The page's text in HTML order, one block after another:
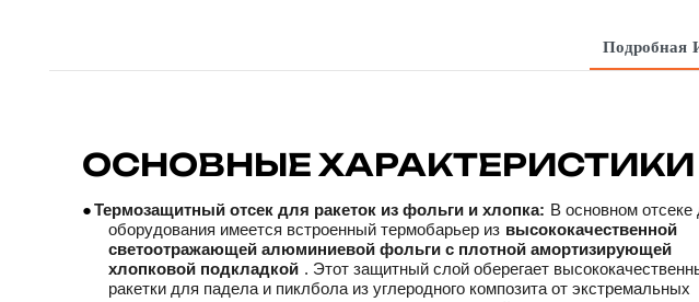
Подробная
ОСНОВНЫЕ ХАРАКТЕРИСТИКИ
●Термозащитный отсек для ракеток из фольги и хлопка: В основном отсеке
оборудования имеется встроенный термобарьер из высококачественной
светоотражающей алюминиевой фольги с плотной амортизирующей
хлопковой подкладкой . Этот защитный слой оберегает
ракетки для падела и пиклбола из углеродного композита от экстремальных